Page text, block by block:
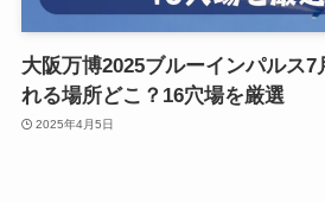
大阪万博2025ブルーインパルス
れる場所どこ？16穴場を厳選
2025年4月5日